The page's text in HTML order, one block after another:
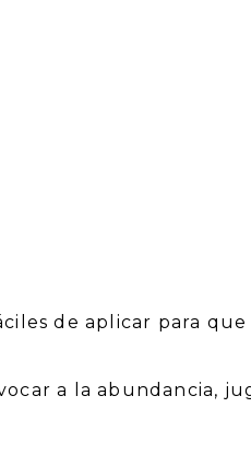
de aplicar para
a la abundancia,